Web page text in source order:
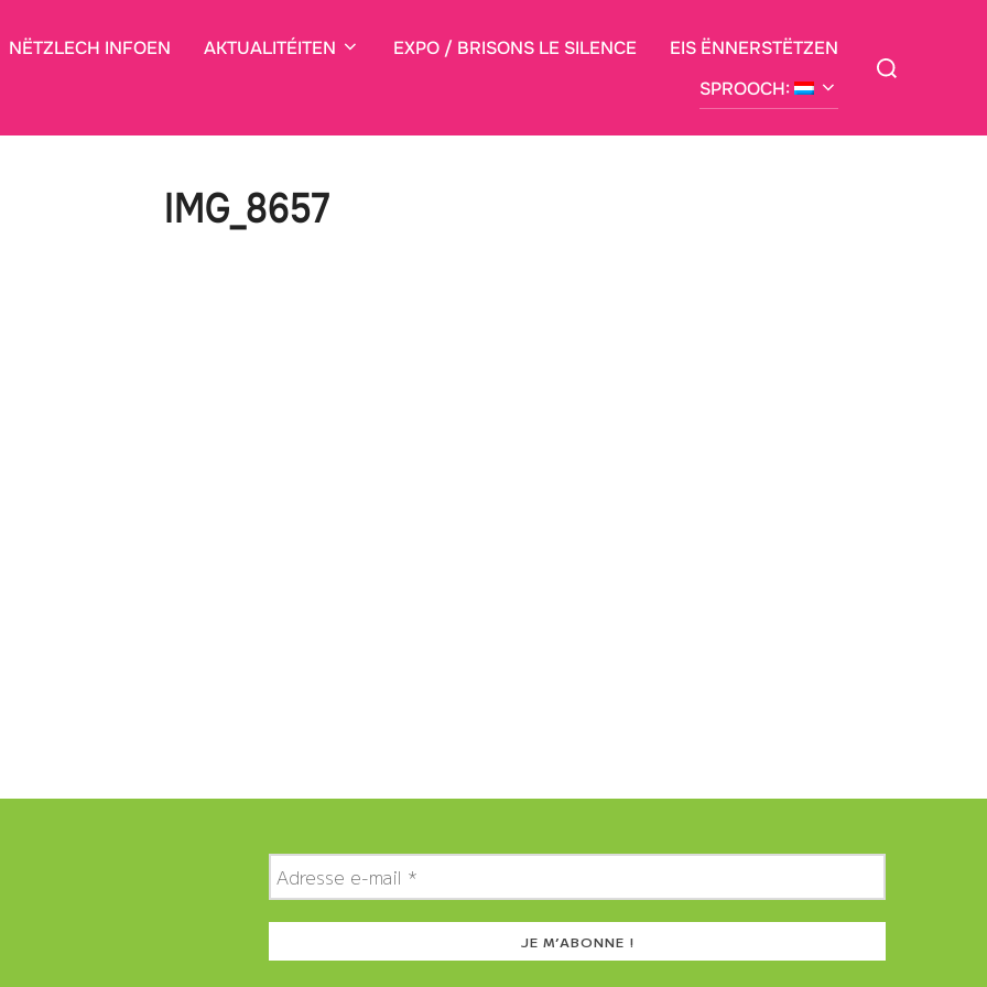
NËTZLECH INFOEN AKTUALITÉITEN EXPO / BRISONS LE SILENCE
EIS ËNNERSTËTZEN
SPROOCH:
Siche
no:
IMG_8657